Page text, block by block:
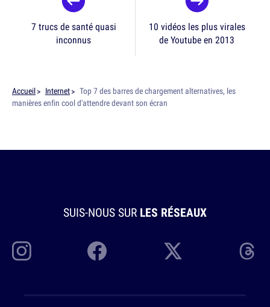
7 trucs de santé quasi
inconnus
10 vidéos les plus virales
de Youtube en 2013
Accueil Internet
Top 7 des barres de chargement alternatives, les
manières enfin cool d'attendre devant son écran
SUIS-NOUS SUR LES RÉSEAUX